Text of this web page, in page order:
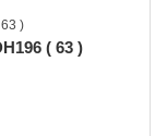
( 63 )